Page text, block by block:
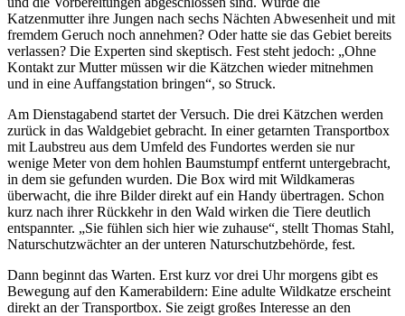
Katzenmutter ihre Jungen nach sechs Nächten Abwesenheit und mit
fremdem Geruch noch annehmen? Oder hatte sie das Gebiet bereits
verlassen? Die Experten sind skeptisch. Fest steht jedoch: „Ohne
Kontakt zur Mutter müssen wir die Kätzchen wieder mitnehmen
und in eine Auffangstation bringen“, so Struck.
Am Dienstagabend startet der Versuch. Die drei Kätzchen werden
zurück in das Waldgebiet gebracht. In einer getarnten Transportbox
mit Laubstreu aus dem Umfeld des Fundortes werden sie nur
wenige Meter von dem hohlen Baumstumpf entfernt untergebracht,
in dem sie gefunden wurden. Die Box wird mit Wildkameras
überwacht, die ihre Bilder direkt auf ein Handy übertragen. Schon
kurz nach ihrer Rückkehr in den Wald wirken die Tiere deutlich
entspannter. „Sie fühlen sich hier wie zuhause“, stellt Thomas Stahl,
Naturschutzwächter an der unteren Naturschutzbehörde, fest.
Dann beginnt das Warten. Erst kurz vor drei Uhr morgens gibt es
Bewegung auf den Kamerabildern: Eine adulte Wildkatze erscheint
direkt an der Transportbox. Sie zeigt großes Interesse an den